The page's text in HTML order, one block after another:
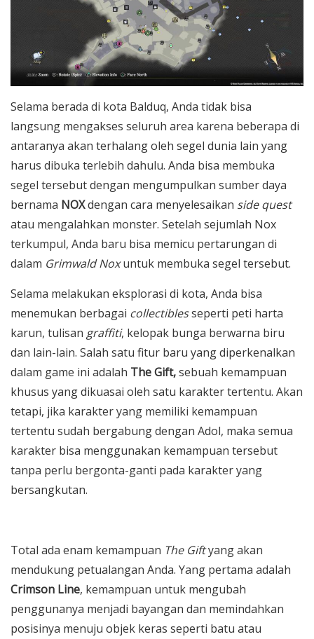
Selama berada di kota Balduq, Anda tidak bisa
langsung mengakses seluruh area karena beberapa di
antaranya akan terhalang oleh segel dunia lain yang
harus dibuka terlebih dahulu. Anda bisa membuka
segel tersebut dengan mengumpulkan sumber daya
bernama NOXdengan cara menyelesaikan side quest
atau mengalahkan monster. Setelah sejumlah Nox
terkumpul, Anda baru bisa memicu pertarungan di
dalam Grimwald Noxuntuk membuka segel tersebut.
Selama melakukan eksplorasi di kota, Anda bisa
menemukan berbagai collectiblesseperti peti harta
karun, tulisan graffiti, kelopak bunga berwarna biru
dan lain-lain. Salah satu fitur baru yang diperkenalkan
dalam game ini adalah The Gift,sebuah kemampuan
khusus yang dikuasai oleh satu karakter tertentu. Akan
tetapi, jika karakter yang memiliki kemampuan
tertentu sudah bergabung dengan Adol, maka semua
karakter bisa menggunakan kemampuan tersebut
tanpa perlu bergonta-ganti pada karakter yang
bersangkutan.
Total ada enam kemampuan The Giftyang akan
mendukung petualangan Anda. Yang pertama adalah
Crimson Line, kemampuan untuk mengubah
penggunanya menjadi bayangan dan memindahkan
posisinya menuju objek keras seperti batu atau